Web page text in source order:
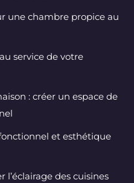
une chambre propice au
service de votre
: créer un espace de
et esthétique
des cuisines